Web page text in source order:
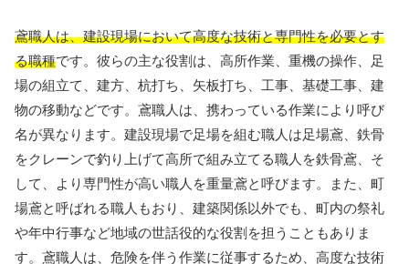
鳶職人は、建設現場において高度な技術と専門性を必要とす
る職種です。彼らの主な役割は、高所作業、重機の操作、足
場の組立て、建方、杭打ち、矢板打ち、工事、基礎工事、建
物の移動などです。鳶職人は、携わっている作業により呼び
名が異なります。建設現場で足場を組む職人は足場鳶、鉄骨
をクレーンで釣り上げて高所で組み立てる職人を鉄骨鳶、そ
して、より専門性が高い職人を重量鳶と呼びます。また、町
場鳶と呼ばれる職人もおり、建築関係以外でも、町内の祭礼
や年中行事など地域の世話役的な役割を担うこともありま
す。鳶職人は、危険を伴う作業に従事するため、高度な技術